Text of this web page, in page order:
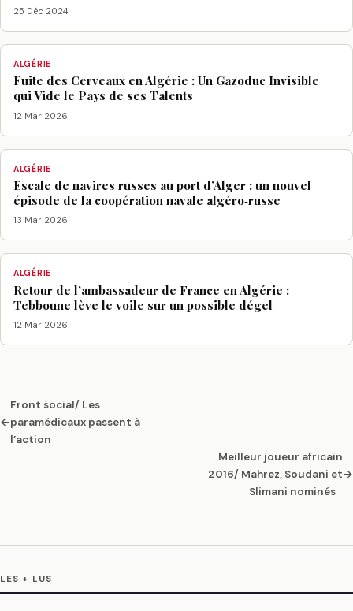
25 Déc 2024
ALGÉRIE
Fuite des Cerveaux en Algérie : Un Gazoduc Invisible
qui Vide le Pays de ses Talents
12 Mar 2026
ALGÉRIE
Escale de navires russes au port d’Alger : un nouvel
épisode de la coopération navale algéro‑russe
13 Mar 2026
ALGÉRIE
Retour de l’ambassadeur de France en Algérie :
Tebboune lève le voile sur un possible dégel
12 Mar 2026
←
Front social/ Les
paramédicaux passent à
l’action
Meilleur joueur africain
2016/ Mahrez, Soudani et
Slimani nominés
→
LES + LUS